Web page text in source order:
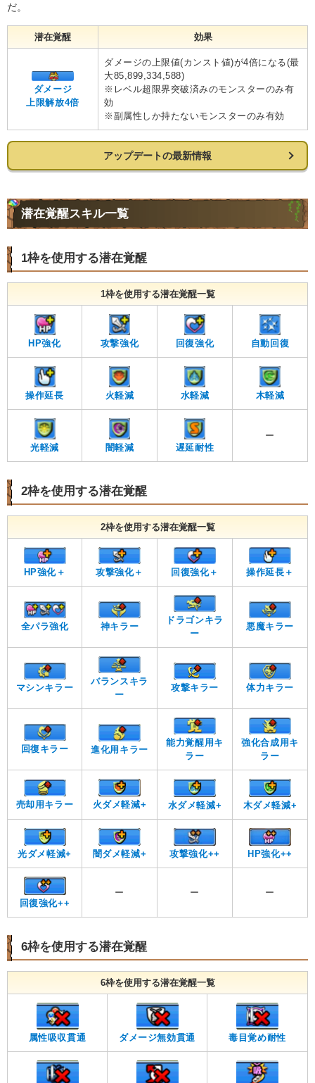
だ。
潜在覚醒 効果
ダメージ
上限解放4倍
ダメージの上限値(カンスト値)が4倍になる(最
大85,899,334,588)
※レベル超限界突破済みのモンスターのみ有
効
※副属性しか持たないモンスターのみ有効
アップデートの最新情報
潜在覚醒スキル一覧
1枠を使用する潜在覚醒
1枠を使用する潜在覚醒一覧
HP強化 攻撃強化 回復強化 自動回復
操作延長 火軽減 水軽減 木軽減
光軽減 闇軽減 遅延耐性
ー
2枠を使用する潜在覚醒
2枠を使用する潜在覚醒一覧
HP強化＋ 攻撃強化＋ 回復強化＋ 操作延長＋
全パラ強化 神キラー
ドラゴンキラ
ー
悪魔キラー
マシンキラー
バランスキラ
ー
攻撃キラー 体力キラー
回復キラー 進化用キラー
能力覚醒用キ
ラー
強化合成用キ
ラー
売却用キラー 火ダメ軽減+ 水ダメ軽減+ 木ダメ軽減+
光ダメ軽減+ 闇ダメ軽減+ 攻撃強化++ HP強化++
回復強化++
ー ー ー
6枠を使用する潜在覚醒
6枠を使用する潜在覚醒一覧
属性吸収貫通 ダメージ無効貫通 毒目覚め耐性